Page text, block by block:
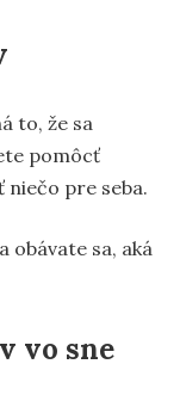
to, že sa
pomôcť
pre seba.
obávate sa, aká
vo sne